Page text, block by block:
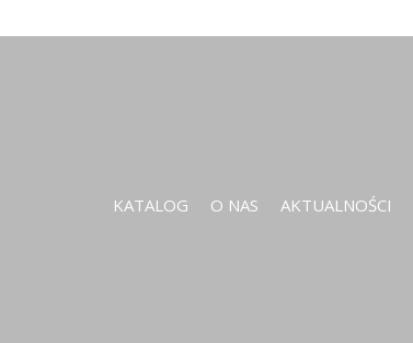
KATALOG O NAS AKTUALNOŚCI